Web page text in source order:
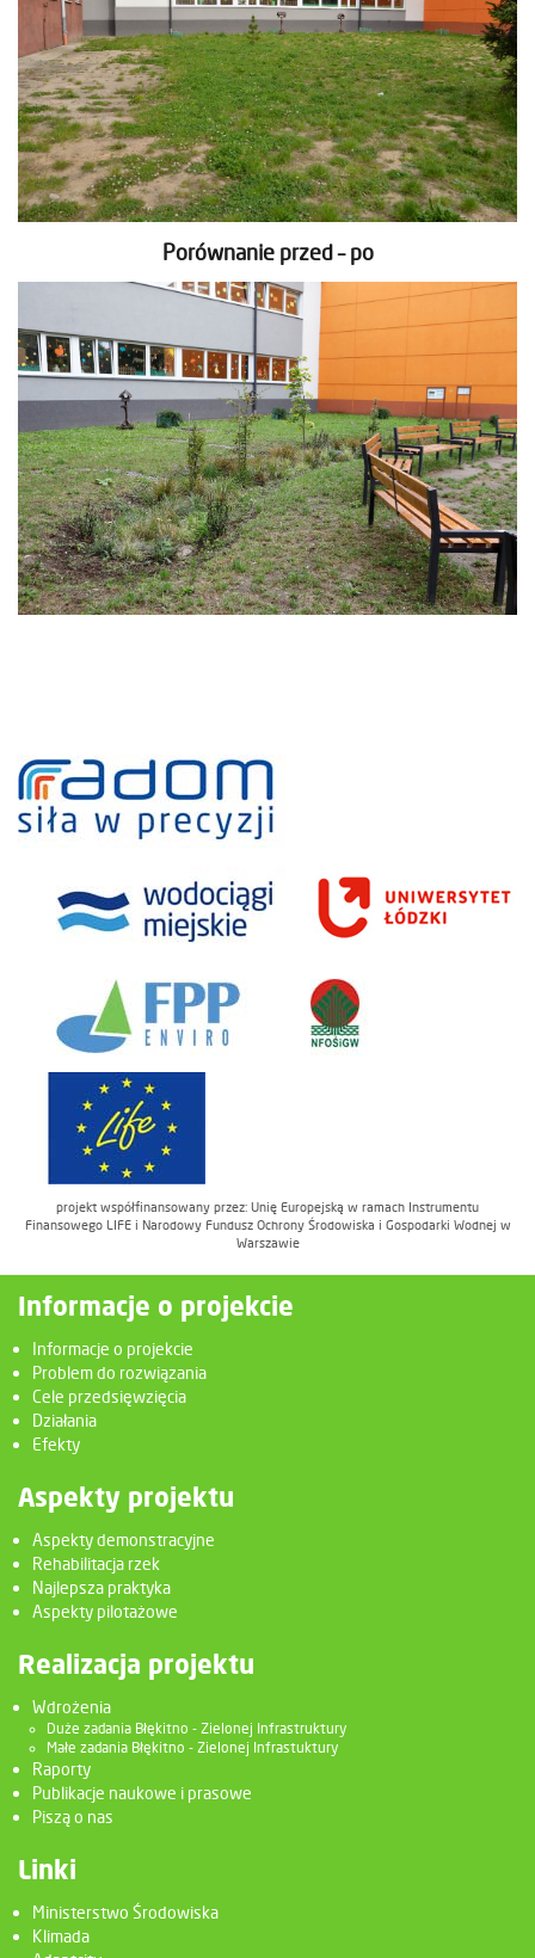
Porównanie przed – po
projekt współfinansowany przez: Unię Europejską w ramach Instrumentu
Finansowego LIFE i Narodowy Fundusz Ochrony Środowiska i Gospodarki Wodnej w
Warszawie
Informacje o projekcie
Informacje o projekcie
Problem do rozwiązania
Cele przedsięwzięcia
Działania
Efekty
Aspekty projektu
Aspekty demonstracyjne
Rehabilitacja rzek
Najlepsza praktyka
Aspekty pilotażowe
Realizacja projektu
Wdrożenia
Duże zadania Błękitno - Zielonej Infrastruktury
Małe zadania Błękitno - Zielonej Infrastuktury
Raporty
Publikacje naukowe i prasowe
Piszą o nas
Linki
Ministerstwo Środowiska
Klimada